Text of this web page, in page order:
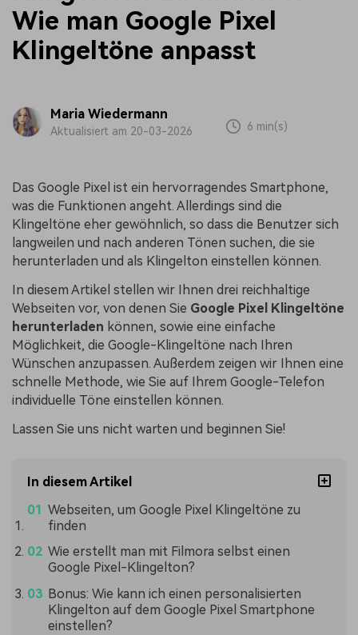
Wie man Google Pixel
Klingeltöne anpasst
Maria Wiedermann
Aktualisiert am 20-03-2026 6 min(s)
Das Google Pixel ist ein hervorragendes Smartphone,
was die Funktionen angeht. Allerdings sind die
Klingeltöne eher gewöhnlich, so dass die Benutzer sich
langweilen und nach anderen Tönen suchen, die sie
herunterladen und als Klingelton einstellen können.
In diesem Artikel stellen wir Ihnen drei reichhaltige
Webseiten vor, von denen Sie Google Pixel Klingeltöne
herunterladen können, sowie eine einfache
Möglichkeit, die Google-Klingeltöne nach Ihren
Wünschen anzupassen. Außerdem zeigen wir Ihnen eine
schnelle Methode, wie Sie auf Ihrem Google-Telefon
individuelle Töne einstellen können.
Lassen Sie uns nicht warten und beginnen Sie!
In diesem Artikel
Webseiten, um Google Pixel Klingeltöne zu
finden
Wie erstellt man mit Filmora selbst einen
Google Pixel-Klingelton?
Bonus: Wie kann ich einen personalisierten
Klingelton auf dem Google Pixel Smartphone
einstellen?